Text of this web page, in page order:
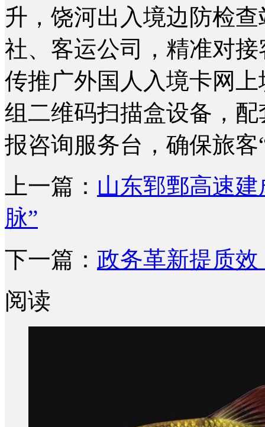
升，饶河出入境边防检
社、客运公司，精准对
传推广外国人入境卡网
组二维码扫描盒设备，
报咨询服务台，确保旅
上一篇： 山东郓鄄高速
脉”
下一篇： 政务革新提质
阅读